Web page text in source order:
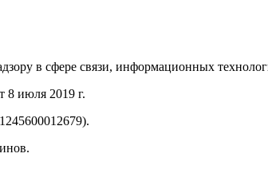
в сфере связи, информационных
июля 2019 г.